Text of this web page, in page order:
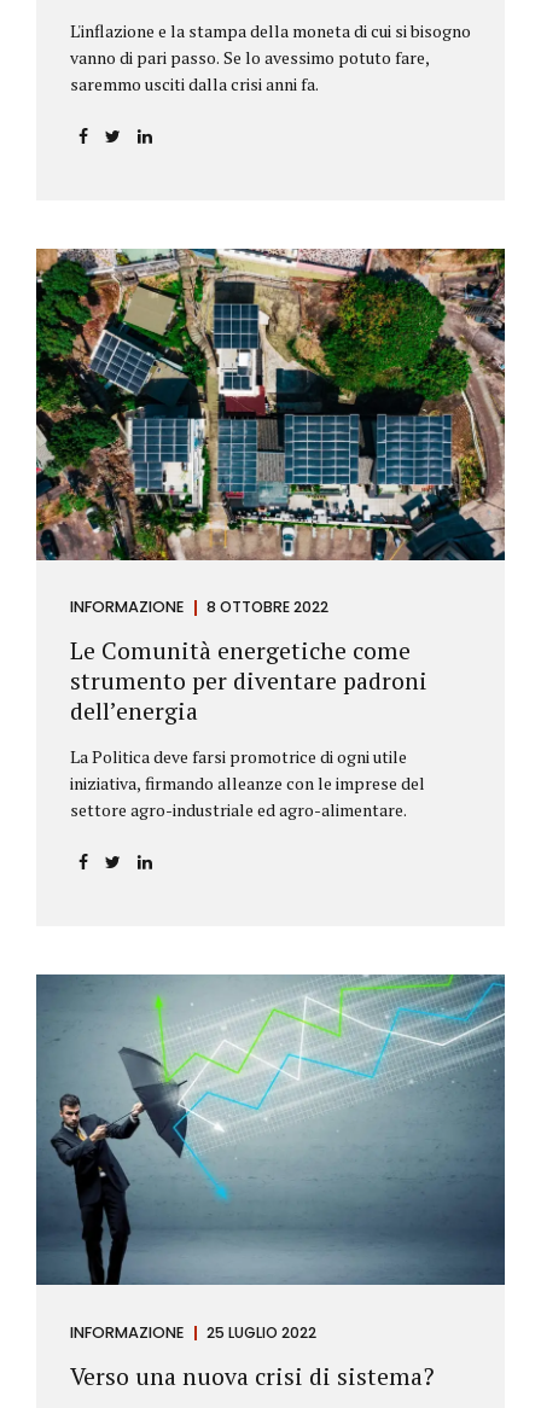
L'inflazione e la stampa della moneta di cui si bisogno
vanno di pari passo. Se lo avessimo potuto fare,
saremmo usciti dalla crisi anni fa.
INFORMAZIONE 8 OTTOBRE 2022
Le Comunità energetiche come
strumento per diventare padroni
dell’energia
La Politica deve farsi promotrice di ogni utile
iniziativa, firmando alleanze con le imprese del
settore agro-industriale ed agro-alimentare.
INFORMAZIONE 25 LUGLIO 2022
Verso una nuova crisi di sistema?